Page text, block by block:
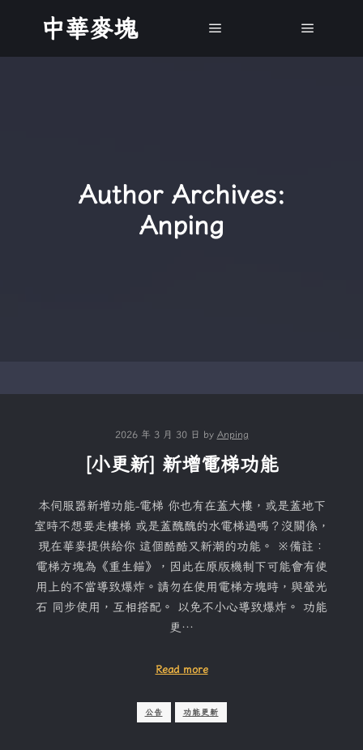
中華麥塊
Author Archives:
Anping
2026 年 3 月 30 日 by Anping
[小更新] 新增電梯功能
本伺服器新增功能-電梯 你也有在蓋大樓，或是蓋地下
室時不想要走樓梯 或是蓋醜醜的水電梯過嗎？沒關係，
現在華麥提供給你 這個酷酷又新潮的功能。 ※備註：
電梯方塊為《重生錨》，因此在原版機制下可能會有使
用上的不當導致爆炸。請勿在使用電梯方塊時，與螢光
石 同步使用，互相搭配。 以免不小心導致爆炸。 功能
更…
Read more
公告 功能更新